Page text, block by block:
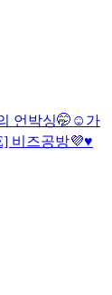
언박싱🤭☺ 가
비즈공방💜♥️